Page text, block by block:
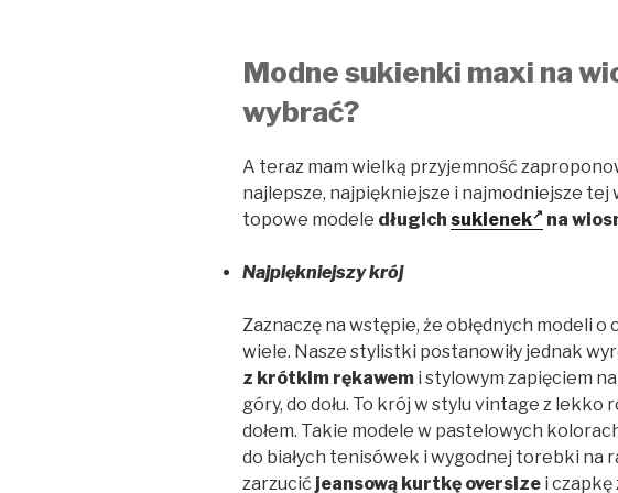
Modne sukienki maxi na
wybrać?
A teraz mam wielką przyjemność
najlepsze, najpiękniejsze i najmodniejsze tej
topowe modele długich sukienek na
Najpiękniejszy krój
Zaznaczę na wstępie, że obłędnych modeli
wiele. Nasze stylistki postanowiły jednak
z krótkim rękawem i stylowym zapięciem
góry, do dołu. To krój w stylu vintage z lekko
dołem. Takie modele w pastelowych
do białych tenisówek i wygodnej torebki na
zarzucić jeansową kurtkę oversize i czapkę